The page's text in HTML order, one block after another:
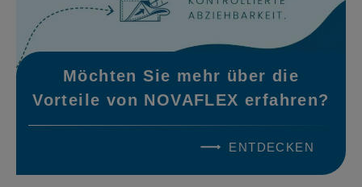
Möchten Sie mehr über die
Vorteile von NOVAFLEX erfahren?
ENTDECKEN